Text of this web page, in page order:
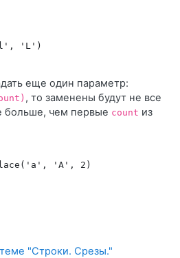
'L')
еще один параметр:
, то заменены будут не все
больше, чем первые count из
'A', 2)
"Строки. Срезы."